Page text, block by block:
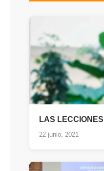
LAS
22 junio, 2021